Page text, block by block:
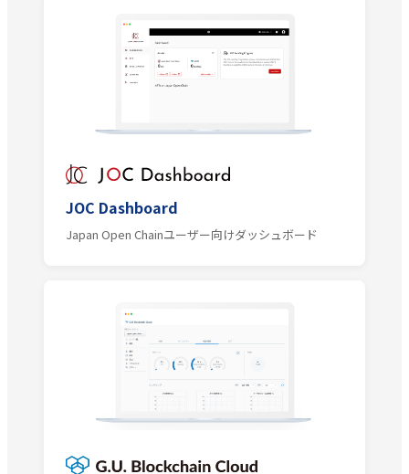
JOC Dashboard
Japan Open Chainユーザー向けダッシュボード